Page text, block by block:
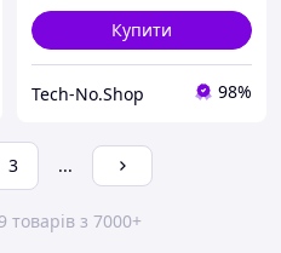
Купити
Tech-No.Shop 98%
3 ...
товарів з 7000+